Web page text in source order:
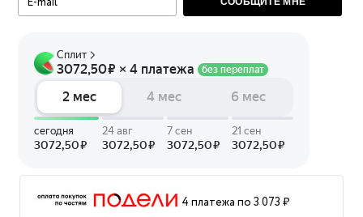
4 платежа по 3 073 ₽